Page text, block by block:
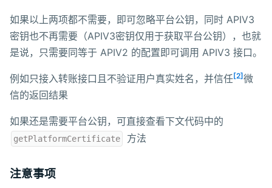
如果以上两项都不需要，即可忽略平台公钥，同时 APIV3
密钥也不再需要（APIV3密钥仅用于获取平台公钥），也就
是说，只需要同等于 APIV2 的配置即可调用 APIV3 接口。
例如只接入转账接口且不验证用户真实姓名，并信任[2]微
信的返回结果
如果还是需要平台公钥，可直接查看下文代码中的
getPlatformCertificate 方法
注意事项